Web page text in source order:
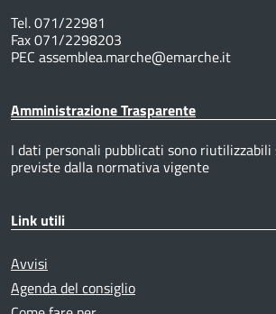
Tel. 071/22981
Fax 071/2298203
PEC assemblea.marche@emarche.it
Amministrazione Trasparente
I dati personali pubblicati sono riutilizzabili
previste dalla normativa vigente
Link utili
Avvisi
Agenda del consiglio